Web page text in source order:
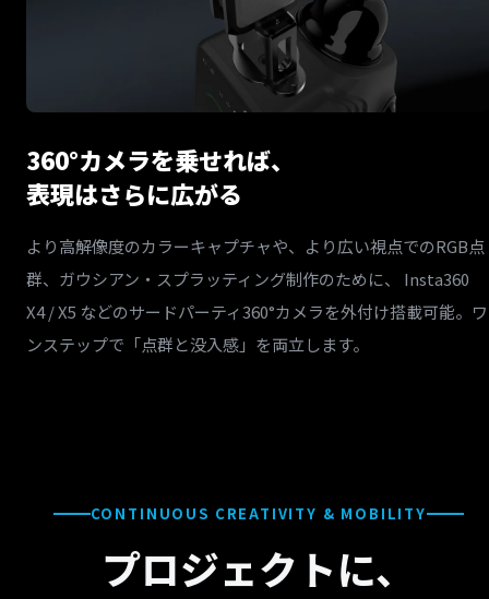
360°カメラを乗せれば、
表現はさらに広がる
より高解像度のカラーキャプチャや、より広い視点でのRGB点
群、ガウシアン・スプラッティング制作のために、 Insta360
X4 / X5 などのサードパーティ360°カメラを外付け搭載可能。ワ
ンステップで「点群と没入感」を両立します。
CONTINUOUS CREATIVITY & MOBILITY
プロジェクトに、